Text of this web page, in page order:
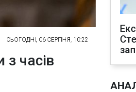
СЬОГОДНІ, 06 СЕРПНЯ, 10:22
часів